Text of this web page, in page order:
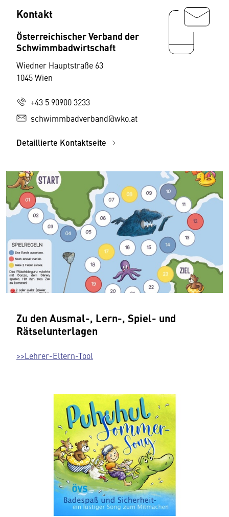
Kontakt
Österreichischer Verband der
Schwimmbadwirtschaft
Wiedner Hauptstraße 63
1045 Wien
+43 5 90900 3233
schwimmbadverband@wko.at
Detaillierte Kontaktseite
Zu den Ausmal-, Lern-, Spiel- und
Rätselunterlagen
>>Lehrer-Eltern-Tool